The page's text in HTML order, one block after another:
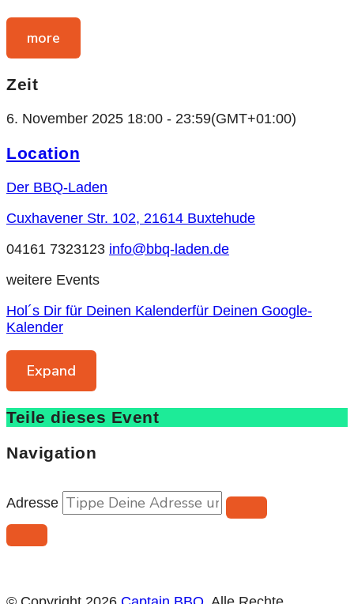
more
Zeit
6. November 2025 18:00 - 23:59(GMT+01:00)
Location
Der BBQ-Laden
Cuxhavener Str. 102, 21614 Buxtehude
04161 7323123 info@bbq-laden.de
weitere Events
Hol´s Dir für Deinen Kalenderfür Deinen Google-
Kalender
Expand
Teile dieses Event
Navigation
Adresse